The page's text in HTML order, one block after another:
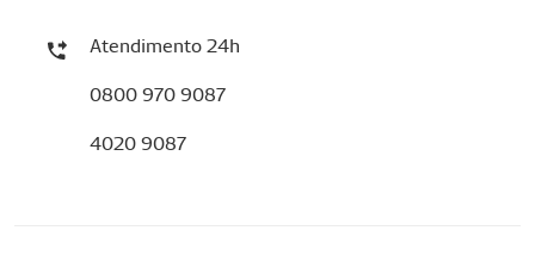
Atendimento 24h
0800 970 9087
4020 9087